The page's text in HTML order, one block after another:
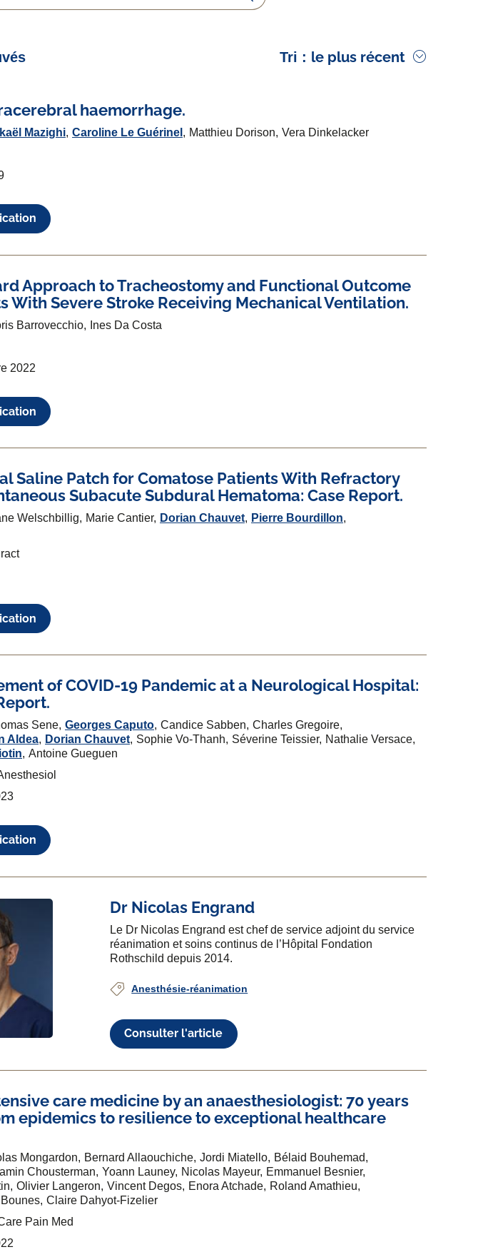
Tri : le plus récent
haemorrhage.
Mazighi Caroline Le Guérinel Matthieu Dorison Vera Dinkelacker
Approach to Tracheostomy and Functional Outcome
With Severe Stroke Receiving Mechanical Ventilation.
Barrovecchio
Ines Da Costa
2022
Saline Patch for Comatose Patients With Refractory
Subacute Subdural Hematoma: Case Report.
Welschbillig Marie Cantier Dorian Chauvet
Pierre Bourdillon
of COVID-19 Pandemic at a Neurological Hospital:
Sene Georges Caputo Candice Sabben Charles Gregoire
Aldea Dorian Chauvet Sophie Vo-Thanh Séverine Teissier
Nathalie Versace
Antoine Gueguen
Dr Nicolas Engrand
Le Dr Nicolas Engrand est chef de service adjoint du service
réanimation et soins continus de l’Hôpital Fondation
Rothschild depuis 2014.
Anesthésie-réanimation
Consulter l'article
care medicine by an anaesthesiologist: 70 years
epidemics to resilience to exceptional healthcare
Mongardon Bernard Allaouchiche Jordi Miatello
Bélaid Bouhemad
Chousterman Yoann Launey Nicolas Mayeur
Emmanuel Besnier
Olivier Langeron Vincent Degos Enora Atchade
Roland Amathieu
Claire Dahyot-Fizelier
Pain Med